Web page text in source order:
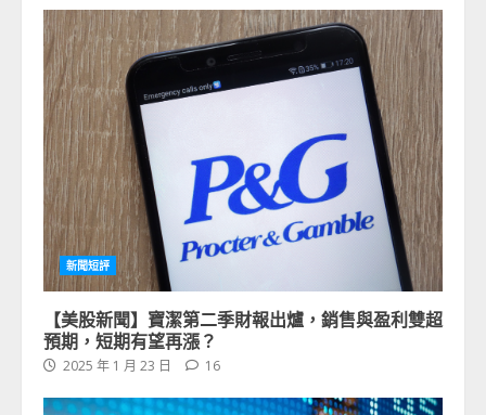
新聞短評
【美股新聞】寶潔第二季財報出爐，銷售與盈利雙超
預期，短期有望再漲？
2025 年 1 月 23 日 16